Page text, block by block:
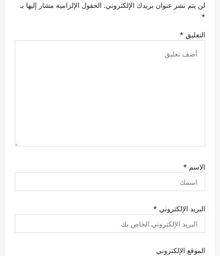
ل
ا
ت
لن يتم نشر عنوان بريدك الإلكتروني. الحقول الإلزامية مشار إليها بـ
*
التعليق *
الاسم *
البريد الإلكتروني *
الموقع الإلكتروني